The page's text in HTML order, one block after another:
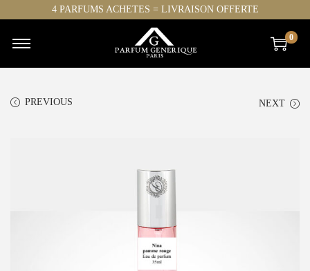
4 PARFUMS ACHETES = LIVRAISON OFFERTE
0
PREVIOUS NEXT